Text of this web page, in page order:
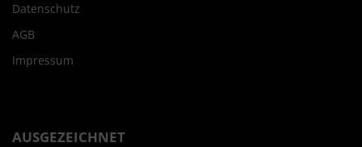
Datenschutz
AGB
Impressum
AUSGEZEICHNET